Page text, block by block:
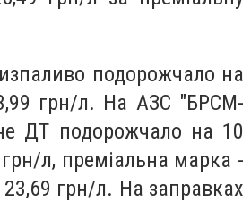
подорожчало на
грн/л. На АЗС "БРСМ-
ДТ подорожчало на 10
л, преміальна марка -
грн/л. На заправках